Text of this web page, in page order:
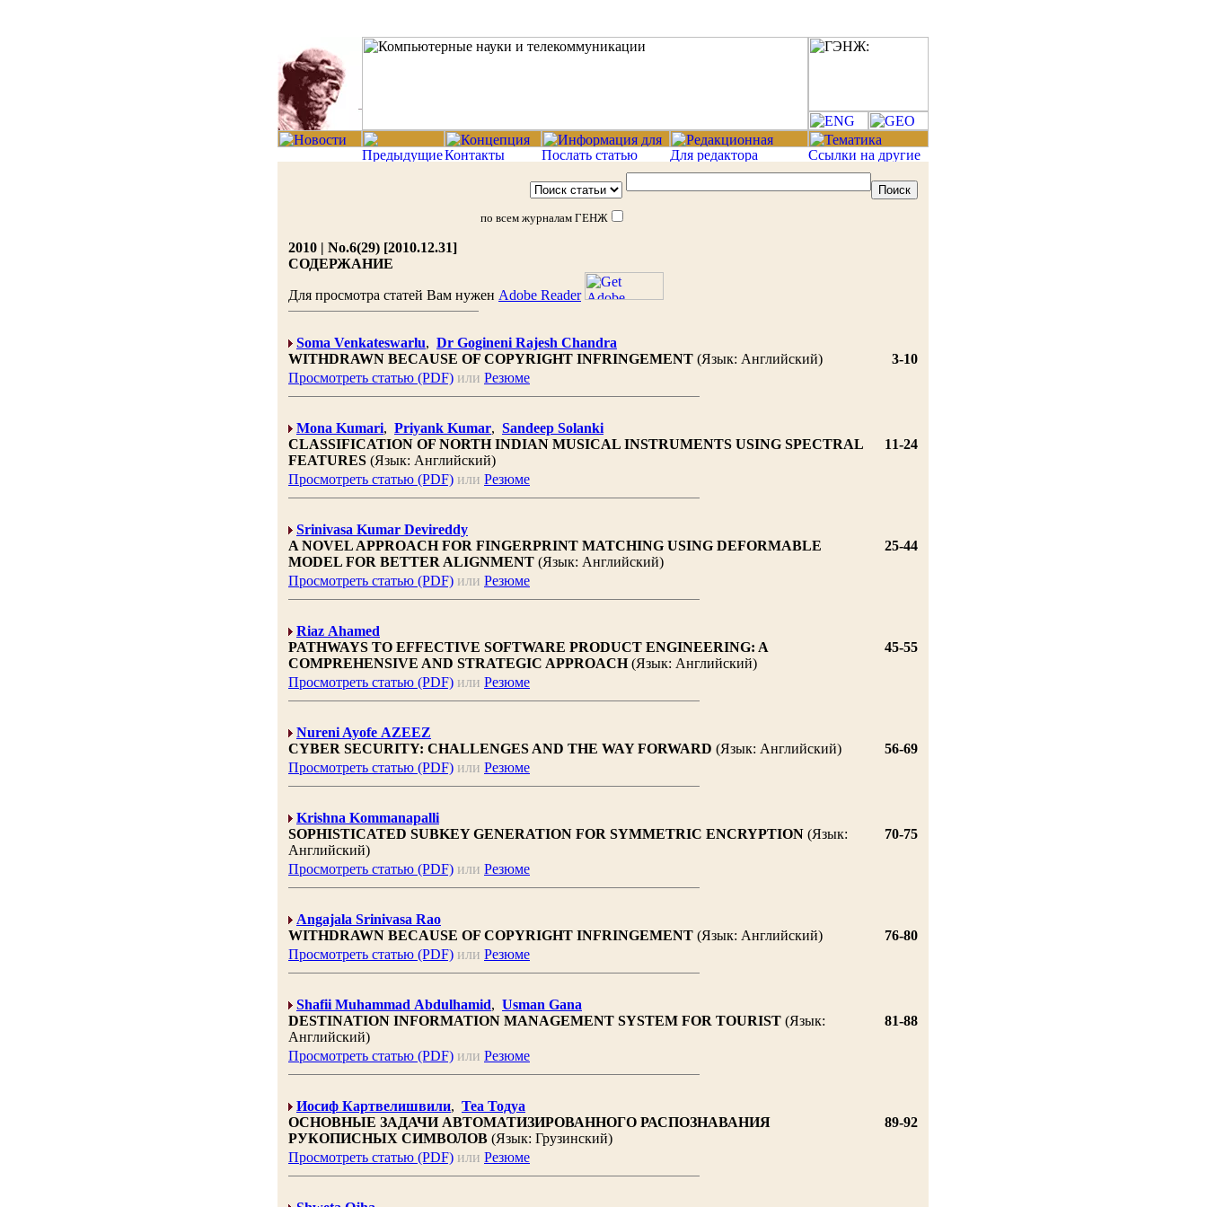
по всем журналам ГЕНЖ
2010 | No.6(29) [2010.12.31]
СОДЕРЖАНИЕ
Для просмотра статей Вам нужен Adobe Reader
Soma Venkateswarlu, Dr Gogineni Rajesh Chandra
WITHDRAWN BECAUSE OF COPYRIGHT INFRINGEMENT (Язык: Английский)
3-10
Просмотреть статью (PDF) или Резюме
Mona Kumari, Priyank Kumar, Sandeep Solanki
CLASSIFICATION OF NORTH INDIAN MUSICAL INSTRUMENTS USING SPECTRAL
FEATURES (Язык: Английский)
11-24
Просмотреть статью (PDF) или Резюме
Srinivasa Kumar Devireddy
A NOVEL APPROACH FOR FINGERPRINT MATCHING USING DEFORMABLE
MODEL FOR BETTER ALIGNMENT (Язык: Английский)
25-44
Просмотреть статью (PDF) или Резюме
Riaz Ahamed
PATHWAYS TO EFFECTIVE SOFTWARE PRODUCT ENGINEERING: A
COMPREHENSIVE AND STRATEGIC APPROACH(Язык: Английский)
45-55
Просмотреть статью (PDF) или Резюме
Nureni Ayofe AZEEZ
CYBER SECURITY: CHALLENGES AND THE WAY FORWARD (Язык: Английский)
56-69
Просмотреть статью (PDF) или Резюме
Krishna Kommanapalli
SOPHISTICATED SUBKEY GENERATION FOR SYMMETRIC ENCRYPTION (Язык:
Английский)
70-75
Просмотреть статью (PDF) или Резюме
Angajala Srinivasa Rao
WITHDRAWN BECAUSE OF COPYRIGHT INFRINGEMENT (Язык: Английский)
76-80
Просмотреть статью (PDF) или Резюме
Shafii Muhammad Abdulhamid, Usman Gana
DESTINATION INFORMATION MANAGEMENT SYSTEM FOR TOURIST (Язык:
Английский)
81-88
Просмотреть статью (PDF) или Резюме
Иосиф Картвелишвили, Теа Тодуа
ОСНОВНЫЕ ЗАДАЧИ АВТОМАТИЗИРОВАННОГО РАСПОЗНАВАНИЯ
РУКОПИСНЫХ СИМВОЛОВ (Язык: Грузинский)
89-92
Просмотреть статью (PDF) или Резюме